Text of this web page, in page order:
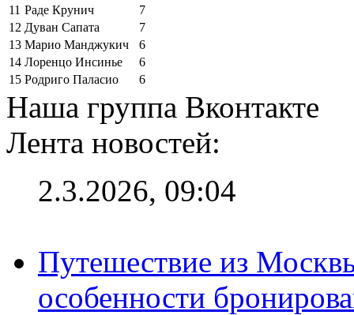
11 Раде Крунич
7
12 Дуван Сапата
7
13 Марио Манджукич
6
14 Лоренцо Инсинье
6
15 Родриго Паласио 6
Наша группа Вконтакте
Лента новостей:
2.3.2026, 09:04
Путешествие из
особенности